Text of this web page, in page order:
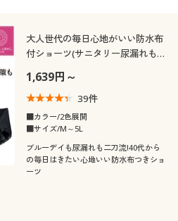
大人世代の毎日心地がいい防水布
付ショーツ(サニタリー尿漏れも二
きこみ丈スタンダード)
1,639円～
39件
■カラー/2色展開
■サイズ/M～5L
ブルーデイも尿漏れも二刀流!40代から
の毎日はきたい心地いい防水布つきショ
ーツ